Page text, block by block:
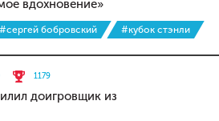
вдохновение»
#сергей бобровский #кубок стэнли
1179
доигровщик из